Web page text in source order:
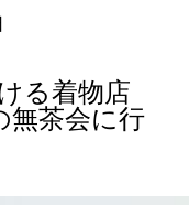
る着物店
無茶会に行